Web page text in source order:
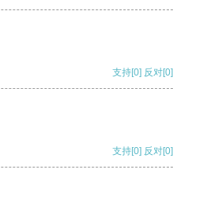
支持[0] 反对[0]
支持[0] 反对[0]